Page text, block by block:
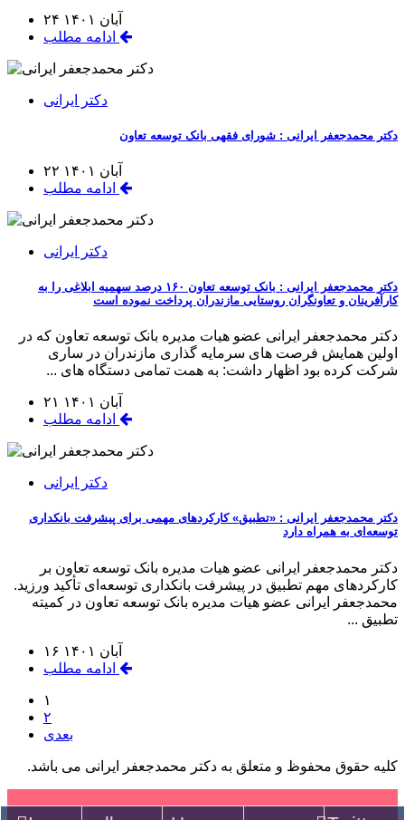
۲۴ آبان ۱۴۰۱
دکتر ایرانی
دکتر محمدجعفر ایرانی : شورای فقهی بانک توسعه تعاون
۲۲ آبان ۱۴۰۱
دکتر ایرانی
دکتر محمدجعفر ایرانی : بانک توسعه تعاون ۱۶۰ درصد سهمیه ابلاغی را به
کارآفرینان و تعاونگران روستایی مازندران پرداخت نموده است
دکتر محمدجعفر ایرانی عضو هیات مدیره بانک توسعه تعاون که در
اولین همایش فرصت های سرمایه گذاری مازندران در ساری
شرکت کرده بود اظهار داشت: به همت تمامی دستگاه های ...
۲۱ آبان ۱۴۰۱
دکتر ایرانی
دکتر محمدجعفر ایرانی : «تطبیق» کارکردهای مهمی برای پیشرفت بانکداری
توسعه‌ای به همراه دارد
دکتر محمدجعفر ایرانی عضو هیات مدیره بانک توسعه تعاون بر
کارکردهای مهم تطبیق در پیشرفت بانکداری توسعه‌ای تأکید ورزید.
محمدجعفر ایرانی عضو هیات مدیره بانک توسعه تعاون در کمیته
تطبیق ...
۱۶ آبان ۱۴۰۱
۱
۲
بعدی
کلیه حقوق محفوظ و متعلق به دکتر محمدجعفر ایرانی می باشد.